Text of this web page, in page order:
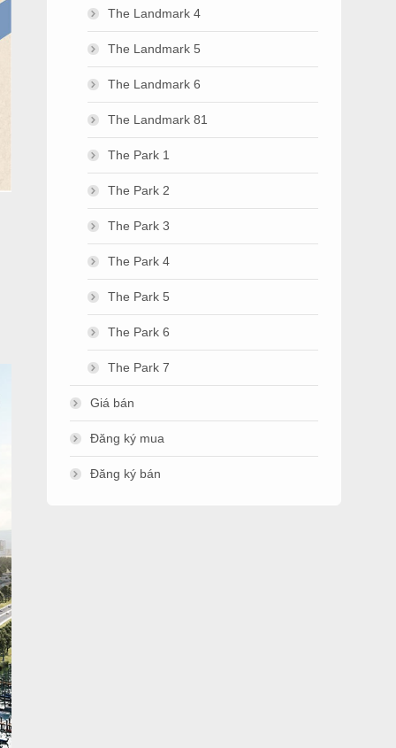
The Landmark 4
The Landmark 5
The Landmark 6
The Landmark 81
The Park 1
The Park 2
The Park 3
The Park 4
The Park 5
The Park 6
The Park 7
Giá bán
Đăng ký mua
Đăng ký bán